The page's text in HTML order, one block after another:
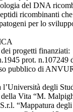
del DNA
ricombinanti
per lo
progetti finanziati:
prot. n.107249
pubblico di
degli
Vita “M.
“Mappatura